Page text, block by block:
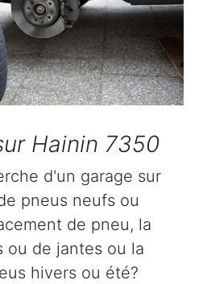
Hainin 7350
d'un garage sur
pneus neufs ou
de pneu, la
ou de jantes ou la
hivers ou été?